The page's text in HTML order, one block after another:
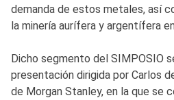
demanda de estos metales, así
la minería aurífera y argentífera
Dicho segmento del SIMPOSIO
presentación dirigida por Carlos
de Morgan Stanley, en la que se